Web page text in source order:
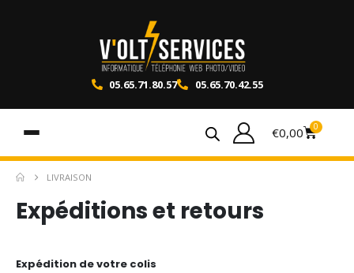
05.65.71.80.57 05.65.70.42.55
€0,00 0
LIVRAISON
Expéditions et retours
Expédition de votre colis